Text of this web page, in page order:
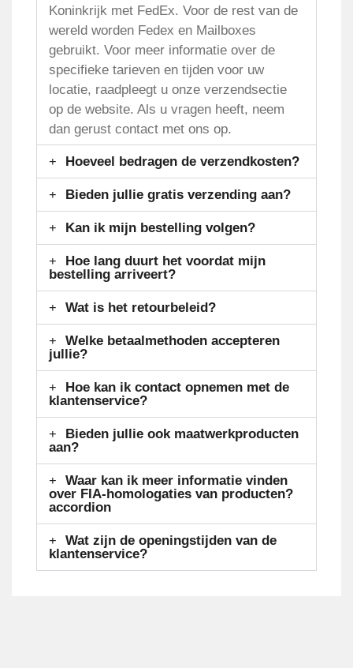
Koninkrijk met FedEx. Voor de rest van de
wereld worden Fedex en Mailboxes
gebruikt. Voor meer informatie over de
specifieke tarieven en tijden voor uw
locatie, raadpleegt u onze verzendsectie
op de website. Als u vragen heeft, neem
dan gerust contact met ons op.
Hoeveel bedragen de verzendkosten?
Bieden jullie gratis verzending aan?
Kan ik mijn bestelling volgen?
Hoe lang duurt het voordat mijn
bestelling arriveert?
Wat is het retourbeleid?
Welke betaalmethoden accepteren
jullie?
Hoe kan ik contact opnemen met de
klantenservice?
Bieden jullie ook maatwerkproducten
aan?
Waar kan ik meer informatie vinden
over FIA-homologaties van producten?
accordion
Wat zijn de openingstijden van de
klantenservice?